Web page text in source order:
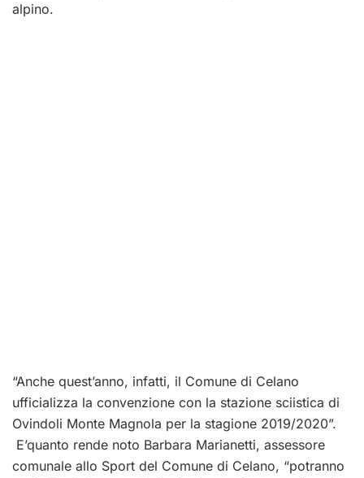
alpino.
“Anche quest’anno, infatti, il Comune di Celano
ufficializza la convenzione con la stazione sciistica di
Ovindoli Monte Magnola per la stagione 2019/2020”.
E’quanto rende noto Barbara Marianetti, assessore
comunale allo Sport del Comune di Celano, “potranno